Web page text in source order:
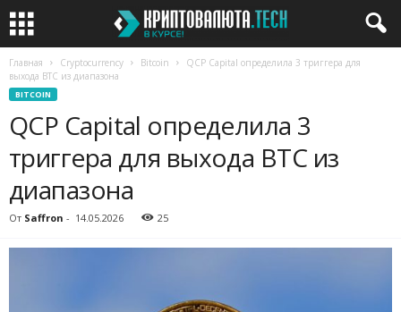
Главная Cryptocurrency Bitcoin
QCP Capital определила 3 триггера для
выхода BTC из диапазона
BITCOIN
QCP Capital определила 3
триггера для выхода BTC из
диапазона
От Saffron - 14.05.2026 25